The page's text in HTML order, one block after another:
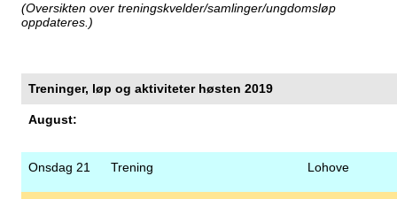
(Oversikten over treningskvelder/samlinger/ungdomsløp
oppdateres.)
Treninger, løp og aktiviteter høsten 2019
August:
Onsdag 21 Trening Lohove